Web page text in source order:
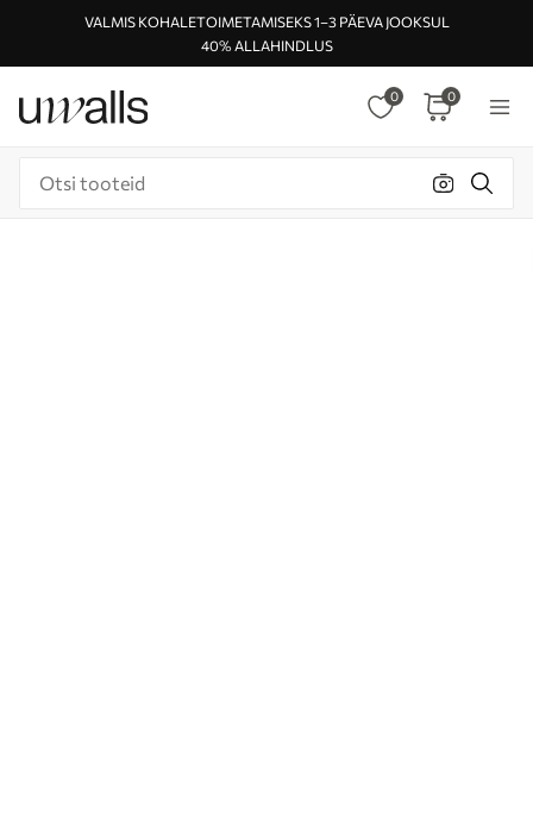
VALMIS KOHALETOIMETAMISEKS 1–3 PÄEVA JOOKSUL
40% ALLAHINDLUS
0 0